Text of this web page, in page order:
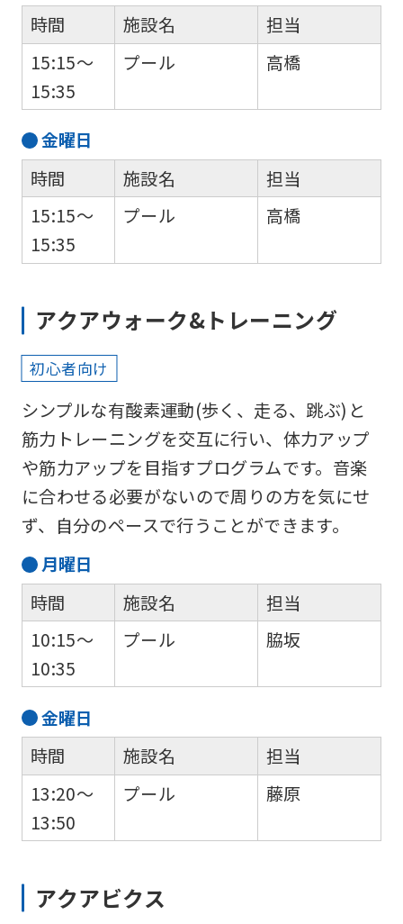
時間
15:15～
15:35
施設名
プール
担当
高橋
金曜日
時間
15:15～
15:35
施設名
プール
担当
高橋
アクアウォーク&トレーニング
初心者向け
シンプルな有酸素運動(歩く、走る、跳ぶ)と
筋力トレーニングを交互に行い、体力アップ
や筋力アップを目指すプログラムです。音楽
に合わせる必要がないので周りの方を気にせ
ず、自分のペースで行うことができます。
月曜日
時間
10:15～
10:35
施設名
プール
担当
脇坂
金曜日
時間
13:20～
13:50
施設名
プール
担当
藤原
アクアビクス
Central
website
is
automatically
translated
into
Click
the
automatic
translation)